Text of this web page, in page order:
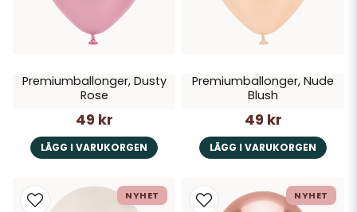
Premiumballonger, Dusty
Rose
49 kr
LÄGG I VARUKORGEN
Premiumballonger, Nude
Blush
49 kr
LÄGG I VARUKORGEN
NYHET NYHET